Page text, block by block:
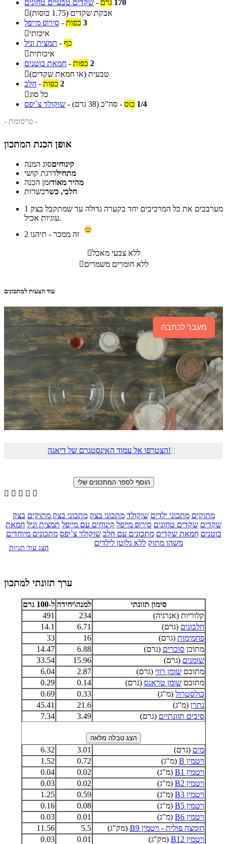
שקדים טבעיים טחונים - 170 גרם

אבקת שקדים (1.75 כוסות)
סירופ מייפל - 3 כפות
איכותי
תמצית וניל - כף
איכותית
חמאת בוטנים - 2 כפות
טבעית (או חמאת שקדים)
חלב - 2 כפות
כל סוג
שוקולד צ`יפס - 1/4 כוס - סה"כ (38 גרם)
- פרסומת -
אופן הכנת המתכון
קינוחיםסוג המנה
מתחילדרגת קושי
מהיר מאודזמן הכנה
חלבי, כשרכשרות
1
עוגיות אכיל.
2
ללא צבעי מאכל
ללא חומרים משמרים
עוד הצעות למתכונים
מעבר לכתבה
הצטרפו אל עמוד האינסטגרם של דיאנה!
    
מתוקים מתכוני ילדים שוקולד מתכוני בצק מתכוני בצק מתוקים בצק
שקדים שקדים טחונים סירופ מייפל קינוחים עם מייפל תמצית וניל חמאת
בוטנים חמאת שקדים מתכונים עם חלב שוקולד צ`יפס מתכונים מיוחדים
משהו מתוק ללא גלוטן לילדים
הצג עוד תגיות
ערך תזונתי למתכון
סימון תזונתי למנה\יחידה ל-100 גרם
קלוריות (אנרגיה)
234
491
חלבונים (גרם) 6.71
14.1
פחמימות (גרם) 16
33
מתוכן סוכרים (גרם) 6.88
14.47
שומנים (גרם) 15.96
33.54
מתוכם שומן רווי (גרם) 2.87
6.04
מתוכם שומן טראנס (גרם) 0.14
0.29
כולסטרול (מ"ג) 0.33
0.69
נתרן (מ"ג) 21.6
45.41
סיבים תזונתיים (גרם) 3.49
7.34
מים (גרם) 3.01
6.32
ויטמין B
(מ"ג) 0.72
1.52
ויטמין B1
(מ"ג) 0.02
0.04
ויטמין B2
(מ"ג) 0.02
0.03
ויטמין B3
(מ"ג) 0.59
1.25
ויטמין B5
(מ"ג) 0.08
0.16
ויטמין B6
(מ"ג) 0.01
0.03
חומצה פולית - ויטמין B9
(מק"ג) 5.5
11.56
ויטמין B12
(מק"ג) 0.01
0.03